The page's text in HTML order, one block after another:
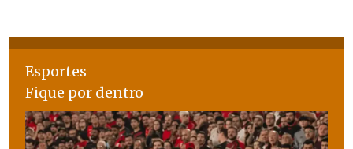
Esportes
Fique por dentro